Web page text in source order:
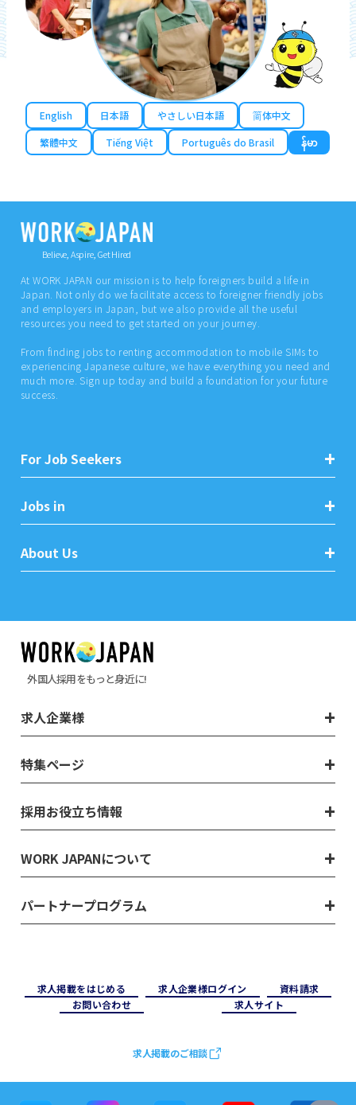
English 日本語 やさしい日本語
简体中文
繁體中文
Tiếng Việt Português do Brasil န်မာ
Believe, Aspire, Get Hired
At WORK JAPAN our mission is to help foreigners build a life in
Japan. Not only do we facilitate access to foreigner friendly jobs
and employers in Japan, but we also provide all the useful
resources you need to get started on your journey.
From finding jobs to renting accommodation to mobile SIMs to
experiencing Japanese culture, we have everything you need and
much more. Sign up today and build a foundation for your future
success.
For Job Seekers
Jobs in
About Us
外国人採用をもっと身近に!
求人企業様
特集ページ
採用お役立ち情報
WORK JAPANについて
パートナープログラム
求⼈掲載をはじめる 求⼈企業様ログイン
資料請求
お問い合わせ
求⼈サイト
求人掲載のご相談